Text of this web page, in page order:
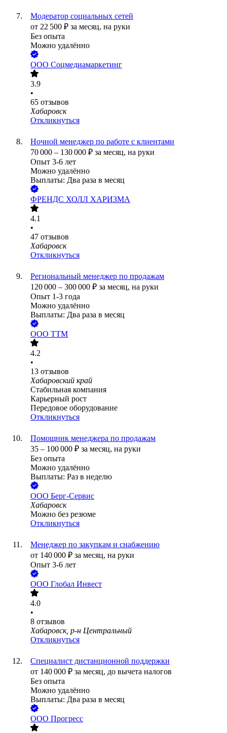
Модератор социальных сетей
от 22 500 ₽ за месяц, на руки
Без опыта
Можно удалённо
ООО Соцмедиамаркетинг
3.9
•
65 отзывов
Хабаровск
Откликнуться
Ночной менеджер по работе с клиентами
70 000 – 130 000 ₽ за месяц, на руки
Опыт 3-6 лет
Можно удалённо
Выплаты: Два раза в месяц
ФРЕНДС ХОЛЛ ХАРИЗМА
4.1
•
47 отзывов
Хабаровск
Откликнуться
Региональный менеджер по продажам
120 000 – 300 000 ₽ за месяц, на руки
Опыт 1-3 года
Можно удалённо
Выплаты: Два раза в месяц
ООО ТТМ
4.2
•
13 отзывов
Хабаровский край
Стабильная компания
Карьерный рост
Передовое оборудование
Откликнуться
Помощник менеджера по продажам
35 – 100 000 ₽ за месяц, на руки
Без опыта
Можно удалённо
Выплаты: Раз в неделю
ООО Берг-Сервис
Хабаровск
Можно без резюме
Откликнуться
Менеджер по закупкам и снабжению
от 140 000 ₽ за месяц, на руки
Опыт 3-6 лет
ООО Глобал Инвест
4.0
•
8 отзывов
Хабаровск, р-н Центральный
Откликнуться
Специалист дистанционной поддержки
от 140 000 ₽ за месяц, до вычета налогов
Без опыта
Можно удалённо
Выплаты: Два раза в месяц
ООО Прогресс